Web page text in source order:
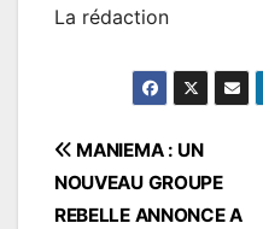
La rédaction
Navigation
de
MANIEMA : UN
NOUVEAU GROUPE
REBELLE ANNONCE A